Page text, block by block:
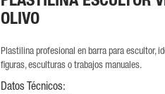
OLIVO
Plastilina profesional en barra para escultor,
figuras, esculturas o trabajos manuales.
Datos Técnicos: